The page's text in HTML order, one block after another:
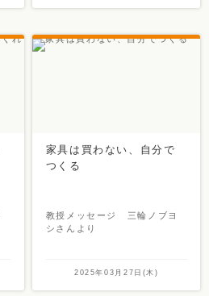
家具は買わない、自分で
つくる
教授メッセージ 三輪ノブヨ
シさんより
2025年03月27日(木)